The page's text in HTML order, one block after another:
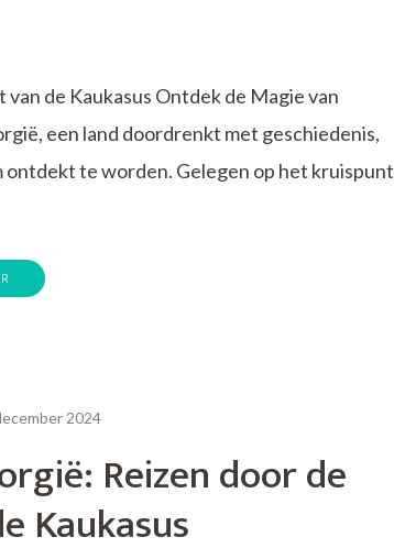
de Kaukasus Ontdek de Magie van
een land doordrenkt met geschiedenis,
te worden. Gelegen op het kruispunt
2024
Reizen door de
Kaukasus